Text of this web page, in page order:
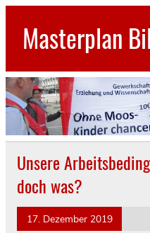
Skip
contentMasterplan
Unsere
doch was?
17. Dezember 2019